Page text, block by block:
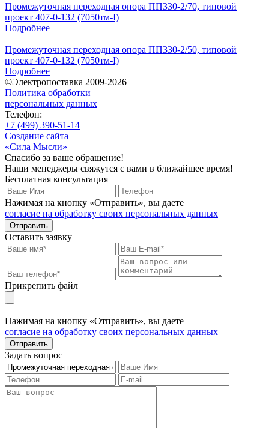
Промежуточная переходная опора ПП330-2/70, типовой
проект 407-0-132 (7050тм-I)
Подробнее
Промежуточная переходная опора ПП330-2/50, типовой
проект 407-0-132 (7050тм-I)
Подробнее
©Электропоставка 2009-2026
Политика обработки
персональных данных
Телефон:
+7 (499) 390-51-14
Создание сайта
«Сила Мысли»
Спасибо за ваше обращение!
Наши менеджеры свяжутся с вами в ближайшее время!
Бесплатная консультация
Нажимая на кнопку «Отправить», вы даете
согласие на обработку своих персональных данных
Отправить
Оставить заявку
Прикрепить файл
Нажимая на кнопку «Отправить», вы даете
согласие на обработку своих персональных данных
Отправить
Задать вопрос